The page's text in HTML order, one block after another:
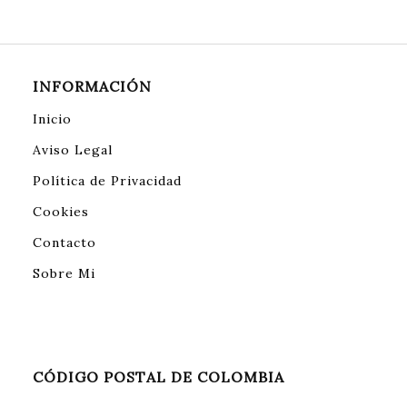
INFORMACIÓN
Inicio
Aviso Legal
Política de Privacidad
Cookies
Contacto
Sobre Mi
CÓDIGO POSTAL DE COLOMBIA